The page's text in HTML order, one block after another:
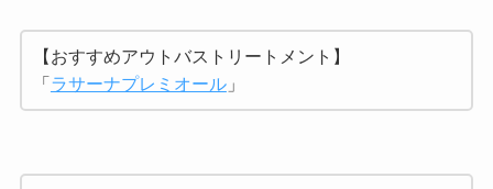
【おすすめアウトバストリートメント】
「ラサーナプレミオール」